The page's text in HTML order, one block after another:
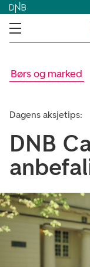
Børs og marked
Dagens aksjetips:
DNB